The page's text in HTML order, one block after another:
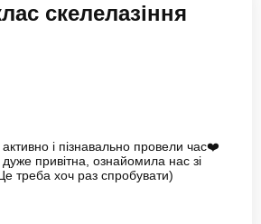
скелелазіння
і пізнавально провели час❤️
дуже привітна, ознайомила нас зі
треба хоч раз спробувати)